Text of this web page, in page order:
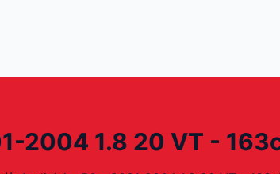
2004 1.8 20 VT -